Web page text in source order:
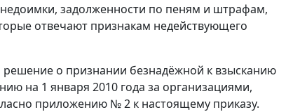
задолженности по пеням и штрафам,
отвечают признакам недействующего
о признании безнадёжной к взысканию
на 1 января 2010 года за организациями,
приложению № 2 к настоящему приказу.